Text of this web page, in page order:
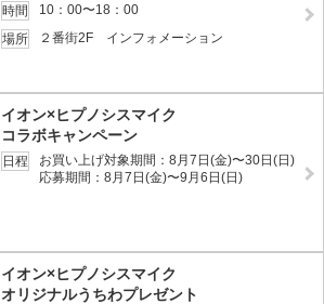
時間
10：00〜18：00
場所
２番街2F インフォメーション
イオン×ヒプノシスマイク
コラボキャンペーン
日程
お買い上げ対象期間：8月7日(金)〜30日(日)
応募期間：8月7日(金)〜9月6日(日)
イオン×ヒプノシスマイク
オリジナルうちわプレゼント